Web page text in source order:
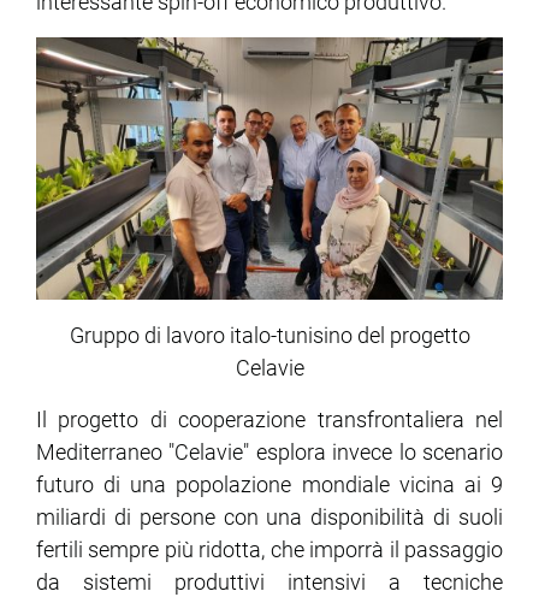
Gruppo di lavoro italo-tunisino del progetto
Celavie
Il progetto di cooperazione transfrontaliera nel
Mediterraneo "Celavie" esplora invece lo scenario
futuro di una popolazione mondiale vicina ai 9
miliardi di persone con una disponibilità di suoli
fertili sempre più ridotta, che imporrà il passaggio
da sistemi produttivi intensivi a tecniche